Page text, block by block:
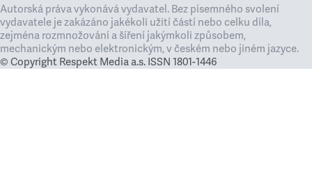
Autorská práva vykonává vydavatel. Bez písemného svolení
vydavatele je zakázáno jakékoli užití částí nebo celku díla,
zejména rozmnožování a šíření jakýmkoli způsobem,
mechanickým nebo elektronickým, v českém nebo jiném jazyce.
© Copyright Respekt Media a.s. ISSN 1801-1446